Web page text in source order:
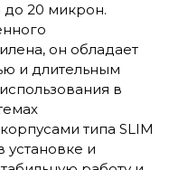
до 20 микрон.
он обладает
и длительным
в
типа SLIM
и